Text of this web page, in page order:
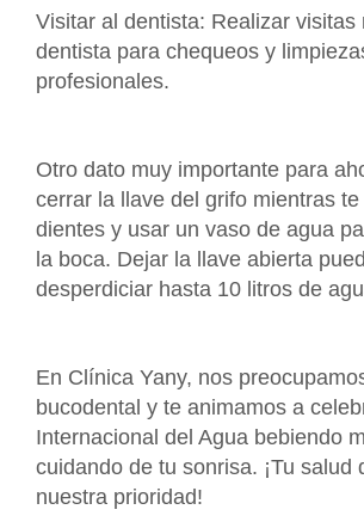
Visitar al dentista: Realizar visitas
dentista para chequeos y
profesionales.
Otro dato muy importante para
cerrar la llave del grifo mientras
dientes y usar un vaso de agua
la boca. Dejar la llave abierta
desperdiciar hasta 10 litros de
En Clínica Yany, nos
bucodental y te animamos a
Internacional del Agua bebiendo
cuidando de tu sonrisa. ¡Tu salud
nuestra prioridad!